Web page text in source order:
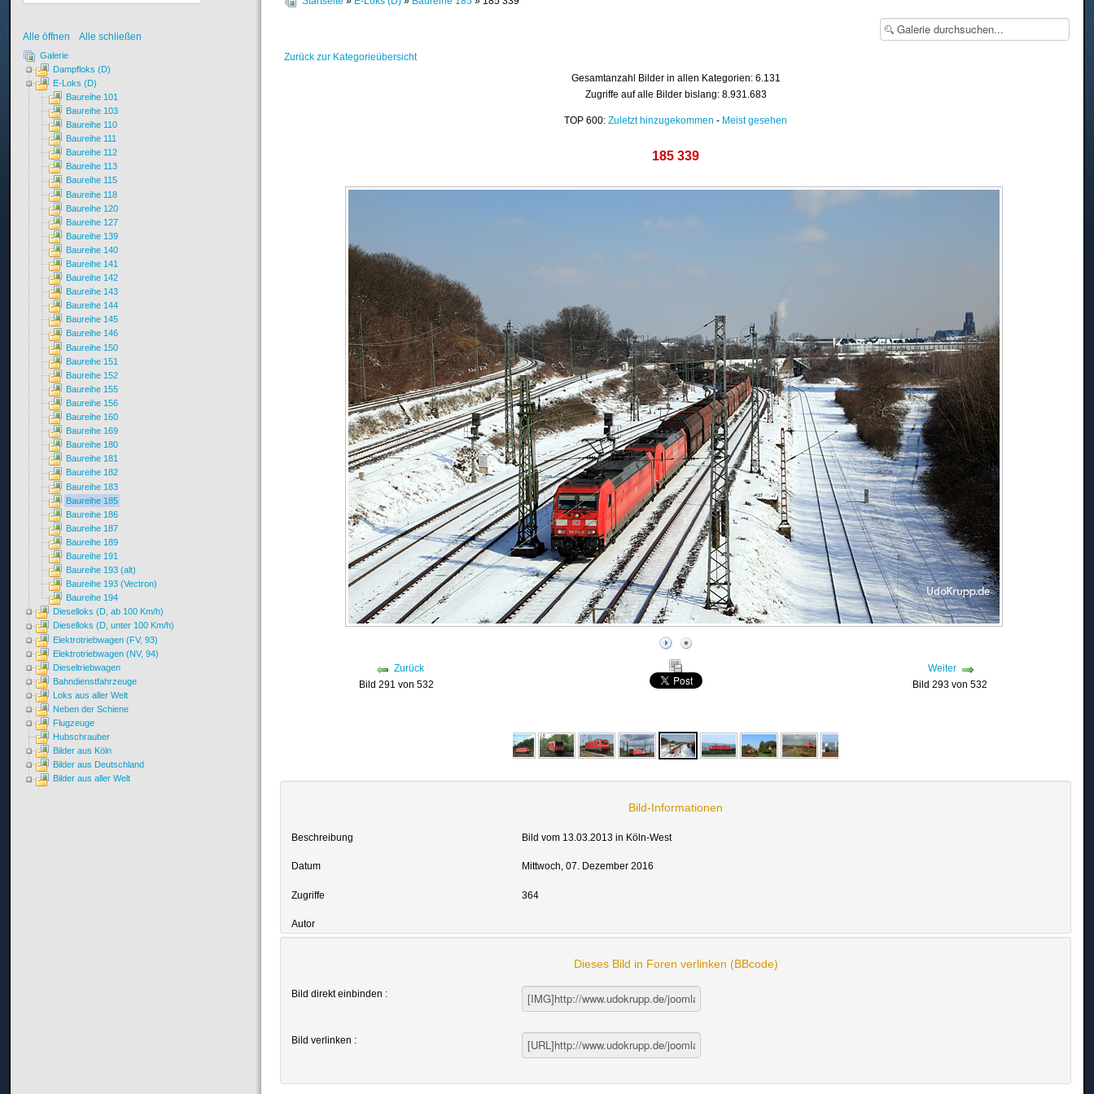
Zurück zur Kategorieübersicht
Gesamtanzahl Bilder in allen Kategorien: 6.131
Zugriffe auf alle Bilder bislang: 8.931.683
TOP 600:Zuletzt hinzugekommen - Meist gesehen
185 339
Zurück
Bild 291 von 532
Weiter
Bild 293 von 532
Bild-Informationen
Beschreibung Bild vom 13.03.2013 in Köln-West
Datum Mittwoch, 07. Dezember 2016
Zugriffe 364
Autor
Dieses Bild in Foren verlinken (BBcode)
Bild direkt einbinden :
Bild verlinken :
Alle öffnen Alle schließen
Galerie
Dampfloks (D)
E-Loks (D)
Baureihe 101
Baureihe 103
Baureihe 110
Baureihe 111
Baureihe 112
Baureihe 113
Baureihe 115
Baureihe 118
Baureihe 120
Baureihe 127
Baureihe 139
Baureihe 140
Baureihe 141
Baureihe 142
Baureihe 143
Baureihe 144
Baureihe 145
Baureihe 146
Baureihe 150
Baureihe 151
Baureihe 152
Baureihe 155
Baureihe 156
Baureihe 160
Baureihe 169
Baureihe 180
Baureihe 181
Baureihe 182
Baureihe 183
Baureihe 185
Baureihe 186
Baureihe 187
Baureihe 189
Baureihe 191
Baureihe 193 (alt)
Baureihe 193 (Vectron)
Baureihe 194
Dieselloks (D, ab 100 Km/h)
Dieselloks (D, unter 100 Km/h)
Elektrotriebwagen (FV, 93)
Elektrotriebwagen (NV, 94)
Dieseltriebwagen
Bahndienstfahrzeuge
Loks aus aller Welt
Neben der Schiene
Flugzeuge
Hubschrauber
Bilder aus Köln
Bilder aus Deutschland
Bilder aus aller Welt